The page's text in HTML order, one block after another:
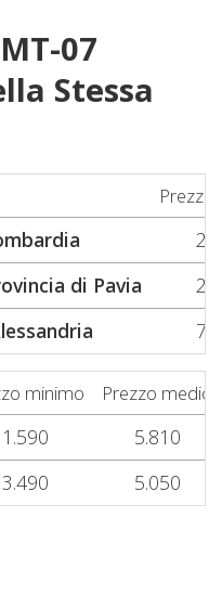
07
Stessa
Prezzo
di Pavia
minimo Prezzo medio
1.590
5.810
3.490 5.050